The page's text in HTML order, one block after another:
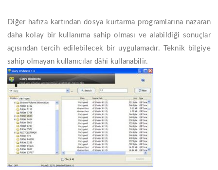
Diğer hafıza kartından dosya kurtarma programlarına nazaran
daha kolay bir kullanıma sahip olması ve alabildiği sonuçlar
açısından tercih edilebilecek bir uygulamadır. Teknik bilgiye
sahip olmayan kullanıcılar dâhi kullanabilir.